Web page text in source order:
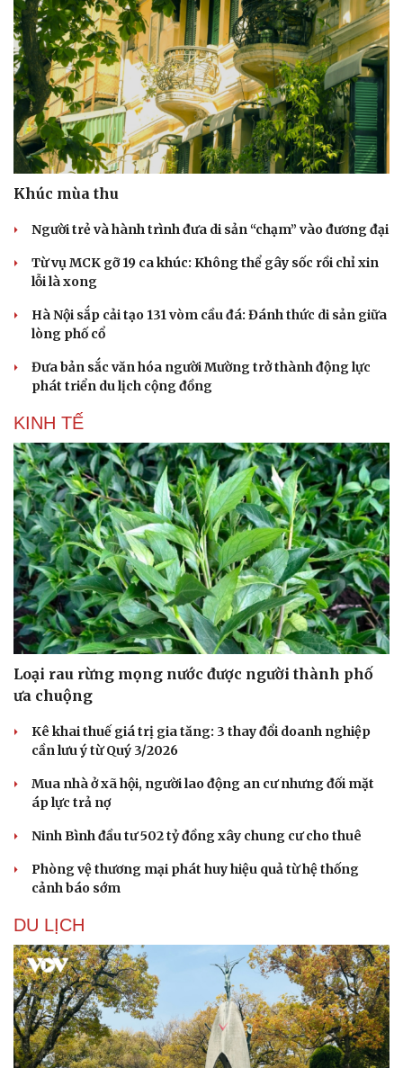
Vì cộng đồng
Chuyển đổi số
Khúc mùa thu
Người trẻ và hành trình đưa di sản “chạm” vào đương đại
Từ vụ MCK gỡ 19 ca khúc: Không thể gây sốc rồi chỉ xin
lỗi là xong
Hà Nội sắp cải tạo 131 vòm cầu đá: Đánh thức di sản giữa
lòng phố cổ
Đưa bản sắc văn hóa người Mường trở thành động lực
phát triển du lịch cộng đồng
KINH TẾ
Loại rau rừng mọng nước được người thành phố
ưa chuộng
Kê khai thuế giá trị gia tăng: 3 thay đổi doanh nghiệp
cần lưu ý từ Quý 3/2026
Mua nhà ở xã hội, người lao động an cư nhưng đối mặt
áp lực trả nợ
Ninh Bình đầu tư 502 tỷ đồng xây chung cư cho thuê
Phòng vệ thương mại phát huy hiệu quả từ hệ thống
cảnh báo sớm
DU LỊCH